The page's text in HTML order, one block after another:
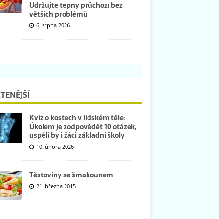
Udržujte tepny průchozí bez
větších problémů
6. srpna 2026
Kvíz o kostech v lidském těle:
Úkolem je zodpovědět 10 otázek,
uspěli by i žáci základní školy
10. února 2026
Těstoviny se šmakounem
21. března 2015